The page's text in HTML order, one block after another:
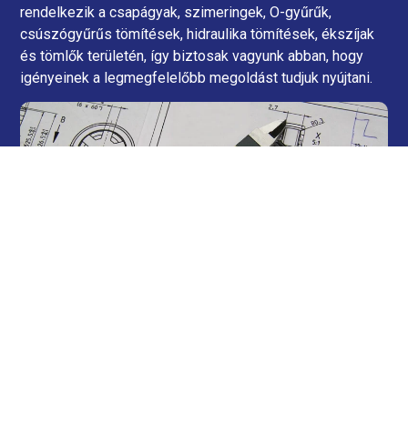
rendelkezik a csapágyak, szimeringek, O-gyűrűk,
csúszógyűrűs tömítések, hidraulika tömítések, ékszíjak
és tömlők területén, így biztosak vagyunk abban, hogy
igényeinek a legmegfelelőbb megoldást tudjuk nyújtani.